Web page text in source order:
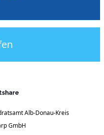
Alb-Donau-Kreis
GmbH